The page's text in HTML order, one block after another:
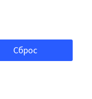
Сброс